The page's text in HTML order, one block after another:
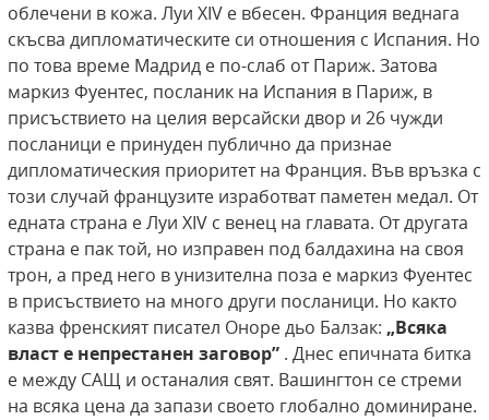
облечени в кожа. Луи XIV е вбесен. Франция веднага
скъсва дипломатическите си отношения с Испания. Но
по това време Мадрид е по-слаб от Париж. Затова
маркиз Фуентес, посланик на Испания в Париж, в
присъствието на целия версайски двор и 26 чужди
посланици е принуден публично да признае
дипломатическия приоритет на Франция. Във връзка с
този случай французите изработват паметен медал. От
едната страна е Луи XIV с венец на главата. От другата
страна е пак той, но изправен под балдахина на своя
трон, а пред него в унизителна поза е маркиз Фуентес
в присъствието на много други посланици. Но както
казва френският писател Оноре дьо Балзак: „Всяка
власт е непрестанен заговор” . Днес епичната битка
е между САЩ и останалия свят. Вашингтон се стреми
на всяка цена да запази своето глобално доминиране.